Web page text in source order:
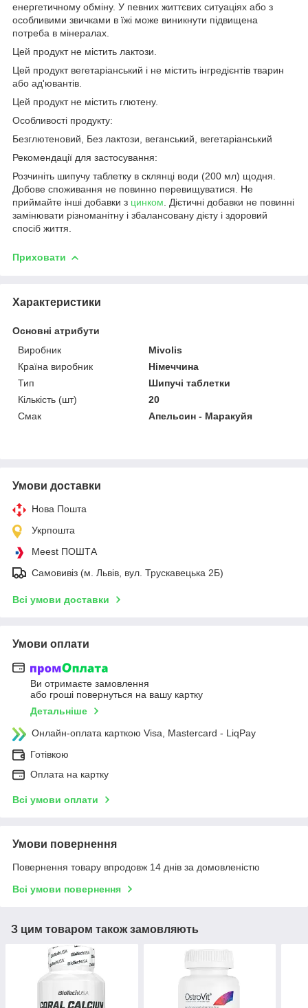
енергетичному обміну. У певних життєвих ситуаціях або з
особливими звичками в їжі може виникнути підвищена
потреба в мінералах.
Цей продукт не містить лактози.
Цей продукт вегетаріанський і не містить інгредієнтів тварин
або ад'ювантів.
Цей продукт не містить глютену.
Особливості продукту:
Безглютеновий, Без лактози, веганський, вегетаріанський
Рекомендації для застосування:
Розчиніть шипучу таблетку в склянці води (200 мл) щодня.
Добове споживання не повинно перевищуватися. Не
приймайте інші добавки з цинком . Дієтичні добавки не повинні
замінювати різноманітну і збалансовану дієту і здоровий
спосіб життя.
Приховати
Характеристики
Основні атрибути
Виробник
Mivolis
Країна виробник
Німеччина
Тип
Шипучі таблетки
Кількість (шт)
20
Смак
Апельсин - Маракуйя
Умови доставки
Нова Пошта
Укрпошта
Meest ПОШТА
Самовивіз (м. Львів, вул. Трускавецька 2Б)
Всі умови доставки
Умови оплати
Ви отримаєте замовлення
або гроші повернуться на вашу картку
Детальніше
Онлайн-оплата карткою Visa, Mastercard - LiqPay
Готівкою
Оплата на картку
Всі умови оплати
Умови повернення
Повернення товару впродовж 14 днів за домовленістю
Всі умови повернення
З цим товаром також замовляють